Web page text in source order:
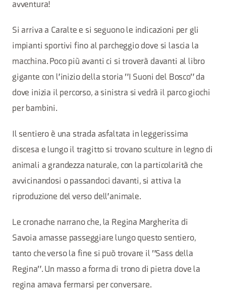
avventura!
Si arriva a Caralte e si seguono le indicazioni per gli
impianti sportivi fino al parcheggio dove si lascia la
macchina. Poco più avanti ci si troverà davanti al libro
gigante con l'inizio della storia "I Suoni del Bosco" da
dove inizia il percorso, a sinistra si vedrà il parco giochi
per bambini.
Il sentiero è una strada asfaltata in leggerissima
discesa e lungo il tragitto si trovano sculture in legno di
animali a grandezza naturale, con la particolarità che
avvicinandosi o passandoci davanti, si attiva la
riproduzione del verso dell'animale.
Le cronache narrano che, la Regina Margherita di
Savoia amasse passeggiare lungo questo sentiero,
tanto che verso la fine si può trovare il "Sass della
Regina". Un masso a forma di trono di pietra dove la
regina amava fermarsi per conversare.